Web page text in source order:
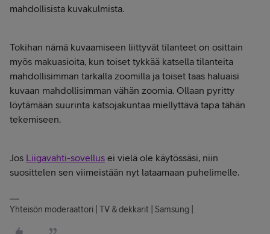
mahdollisista kuvakulmista.
Tokihan nämä kuvaamiseen liittyvät tilanteet on osittain
myös makuasioita, kun toiset tykkää katsella tilanteita
mahdollisimman tarkalla zoomilla ja toiset taas haluaisi
kuvaan mahdollisimman vähän zoomia. Ollaan pyritty
löytämään suurinta katsojakuntaa miellyttävä tapa tähän
tekemiseen.
Jos Liigavahti-sovellus ei vielä ole käytössäsi, niin
suosittelen sen viimeistään nyt lataamaan puhelimelle.
Yhteisön moderaattori | TV & dekkarit | Samsung |